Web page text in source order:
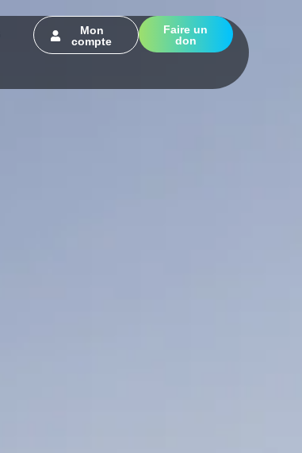
Mon
compte
Faire un
don